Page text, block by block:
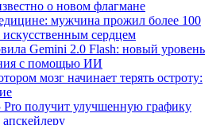
о новом флагмане
мужчина прожил более 100
сердцем
Gemini 2.0 Flash: новый уровень
с помощью ИИ
мозг начинает терять остроту:
Pro получит улучшенную графику